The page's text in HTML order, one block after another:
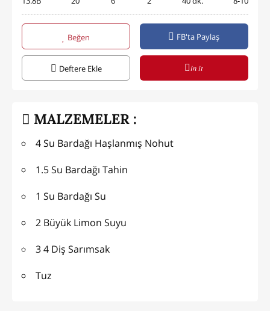
Beğen FB'ta Paylaş
Deftere Ekle in it
MALZEMELER :
4 Su Bardağı Haşlanmış Nohut
1.5 Su Bardağı Tahin
1 Su Bardağı Su
2 Büyük Limon Suyu
3 4 Diş Sarımsak
Tuz